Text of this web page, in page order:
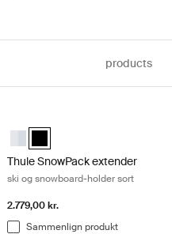
os hjælpe dig med at
products
(selected)
Thule SnowPack extender
Thule SnowPack extender
Thule SnowPack extender
ski og snowboard-holder sort
2.779,00 kr.
Sammenlign produkt